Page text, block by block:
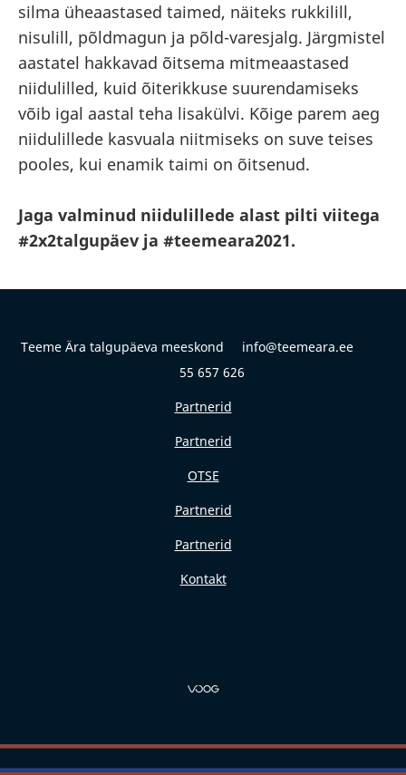
silma üheaastased taimed, näiteks rukkilill,
nisulill, põldmagun ja põld-varesjalg. Järgmistel
aastatel hakkavad õitsema mitmeaastased
niidulilled, kuid õiterikkuse suurendamiseks
võib igal aastal teha lisakülvi. Kõige parem aeg
niidulillede kasvuala niitmiseks on suve teises
pooles, kui enamik taimi on õitsenud.
Jaga valminud niidulillede alast pilti viitega
#2x2talgupäev ja #teemeara2021.
Teeme Ära talgupäeva meeskond info@teemeara.ee
55 657 626
Partnerid
Partnerid
OTSE
Partnerid
Partnerid
Kontakt